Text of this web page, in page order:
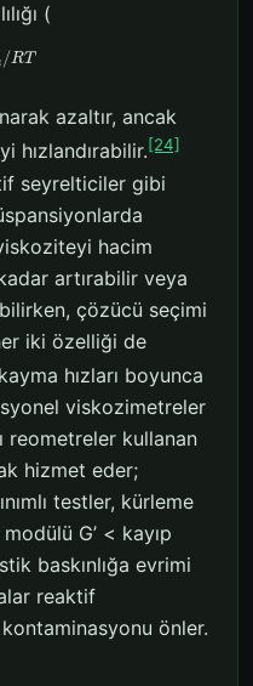
(
/RT
azaltır, ancak
hızlandırabilir.[24]
seyrelticiler gibi
hacim
artırabilir veya
çözücü seçimi
iki özelliği de
hızları boyunca
viskozimetreler
reometreler kullanan
hizmet eder;
testler, kürleme
G’ < kayıp
baskınlığa evrimi
reaktif
önler.